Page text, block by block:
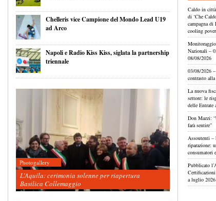
Chelleris vice Campione del Mondo Lead U19
ad Arco
Napoli e Radio Kiss Kiss, siglata la partnership
triennale
Photogallery
L’Aquila: cerimonia solenne per riapertura
Basilica Collemaggio
Caldo in
di ‘Che
campagna di
cooling
Nazionali –
08/08/2026
03/08/2026
contrasto
La nuova
settore: le
delle Entrate
Don Mazzi:
farà sentire”
Assoutenti
riparazione:
consumatori
Pubblicato
a luglio 2026